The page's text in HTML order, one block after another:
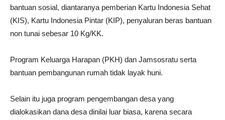
bantuan sosial, diantaranya pemberian Kartu Indonesia Sehat
(KIS), Kartu Indonesia Pintar (KIP), penyaluran beras bantuan
non tunai sebesar 10 Kg/KK.
Program Keluarga Harapan (PKH) dan Jamsosratu serta
bantuan pembangunan rumah tidak layak huni.
Selain itu juga program pengembangan desa yang
dialokasikan dana desa dinilai luar biasa, karena secara